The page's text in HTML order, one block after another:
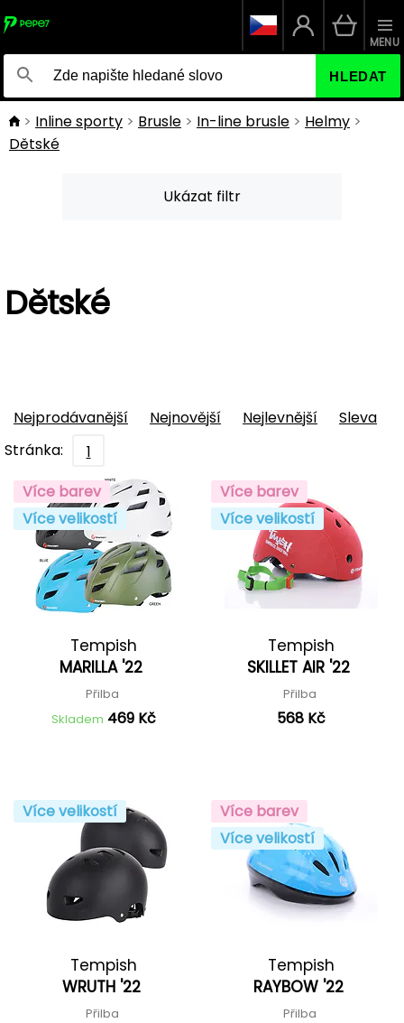
HLEDAT
MENU
Inline sporty Brusle In-line brusle
Helmy
Dětské
Ukázat filtr
Dětské
Nejprodávanější Nejnovější Nejlevnější
Sleva
Stránka:
1
Více barev
Více velikostí
Tempish
MARILLA '22
Přilba
Skladem 469 Kč
Více barev
Více velikostí
Tempish
SKILLET AIR '22
Přilba
568 Kč
Více velikostí
Tempish
WRUTH '22
Přilba
Více barev
Více velikostí
Tempish
RAYBOW '22
Přilba